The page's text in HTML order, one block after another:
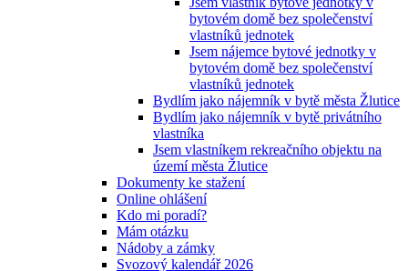
bytovém domě bez společenství
vlastníků jednotek
Jsem nájemce bytové jednotky v
bytovém domě bez společenství
vlastníků jednotek
Bydlím jako nájemník v bytě města Žlutice
Bydlím jako nájemník v bytě privátního
vlastníka
Jsem vlastníkem rekreačního objektu na
území města Žlutice
Dokumenty ke stažení
Online ohlášení
Kdo mi poradí?
Mám otázku
Nádoby a zámky
Svozový kalendář 2026